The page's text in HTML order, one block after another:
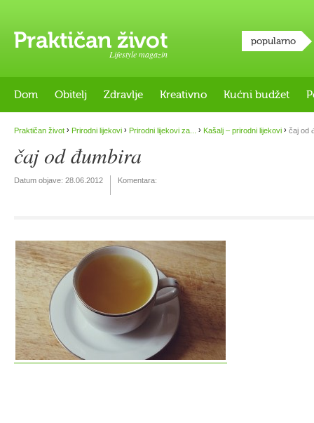
Lifestyle magazin
popularno
Dom Obitelj Zdravlje Kreativno Kućni budžet
Praktičan život › Prirodni lijekovi › Prirodni lijekovi za... › Kašalj – prirodni lijekovi › čaj od
čaj od đumbira
Datum objave: 28.06.2012 Komentara: